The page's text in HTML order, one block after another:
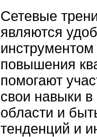
Сетевые
являются
повышения
помогают
свои навыки
области и
тенденций и